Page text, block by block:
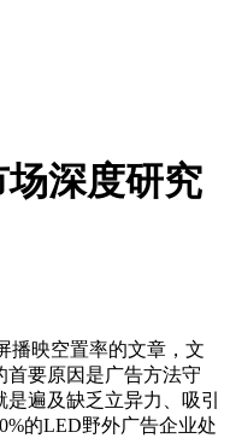
深度研究
播映空置率的文章，文
要原因是广告方法守
遍及缺乏立异力、吸引
的LED野外广告企业处